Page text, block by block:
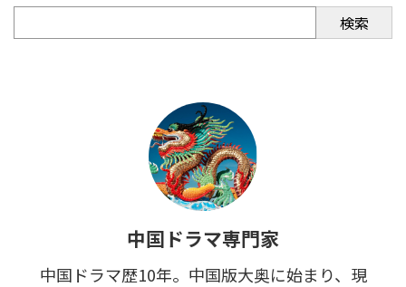
検索
中国ドラマ専門家
中国ドラマ歴10年。中国版大奥に始まり、現